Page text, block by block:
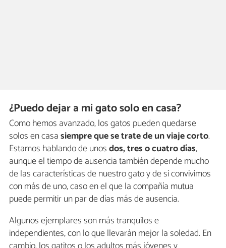
¿Puedo dejar a mi gato solo en casa?
Como hemos avanzado, los gatos pueden quedarse
solos en casasiempre que se trate de un viaje corto.
Estamos hablando de unosdos, tres o cuatro días,
aunque el tiempo de ausencia también depende mucho
de las características de nuestro gato y de si convivimos
con más de uno, caso en el que la compañía mutua
puede permitir un par de días más de ausencia.
Algunos ejemplares son más tranquilos e
independientes, con lo que llevarán mejor la soledad. En